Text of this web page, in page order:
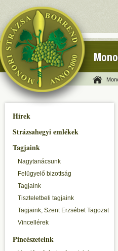
Hírek
Strázsahegyi emlékek
Tagjaink
Nagytanácsunk
Felügyelő bizottság
Tagjaink
Tiszteletbeli tagjaink
Tagjaink, Szent Erzsébet Tagozat
Vincellérek
Pincészeteink